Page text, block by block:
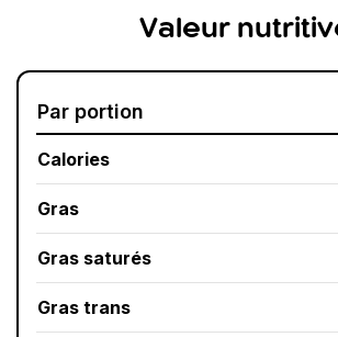
Valeur
Par portion
Calories
Gras
Gras saturés
Gras trans